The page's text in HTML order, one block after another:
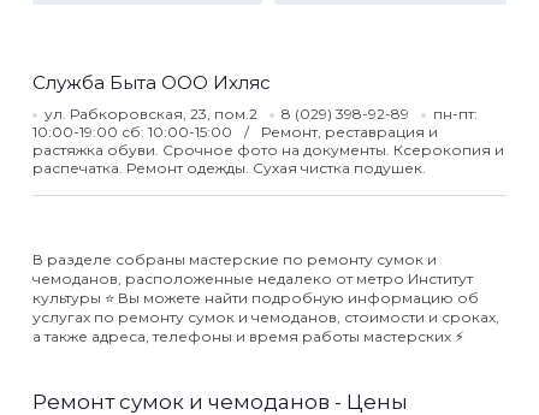
Служба Быта ООО Ихляс
ул. Рабкоровская, 23, пом.2 8 (029) 398-92-89
пн-пт:
10:00-19:00 сб: 10:00-15:00
Ремонт, реставрация и
растяжка обуви. Срочное фото на документы. Ксерокопия и
распечатка. Ремонт одежды. Сухая чистка подушек.
В разделе собраны мастерские по ремонту сумок и
чемоданов, расположенные недалеко от метро Институт
культуры ⭐️ Вы можете найти подробную информацию об
услугах по ремонту сумок и чемоданов, стоимости и сроках,
а также адреса, телефоны и время работы мастерских ⚡️
Ремонт сумок и чемоданов - Цены